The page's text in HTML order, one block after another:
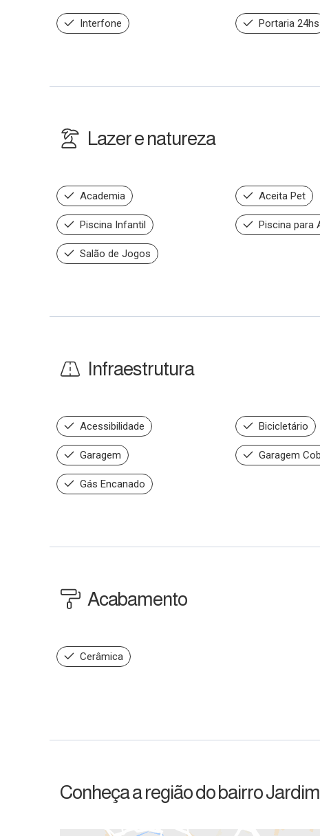
Interfone Portaria 24hs
Lazer e natureza
Academia Aceita Pet
Piscina Infantil Piscina para
Salão de Jogos
Infraestrutura
Acessibilidade Bicicletário
Garagem Garagem
Gás Encanado
Acabamento
Cerâmica
Conheça a região do bairro